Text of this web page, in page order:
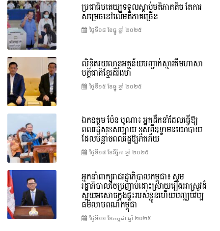
ប្រជាធិបតេយ្យទទួលស្តាប់មតិភាគតិច តែការ
សម្រេចនៅលើមតិភាគច្រើន
ថ្ងៃទី១៨ ខែ​ធ្នូ ឆ្នាំ ២០២៥
លិខិតរយលានអត្ថន័យបញ្ជាក់ស្មារតីមហាសា
មគ្គីជាតិខ្មែរដ៏រឹងមាំ
ថ្ងៃទី១៥ ខែ​ធ្នូ ឆ្នាំ ២០២៥
ឯកឧត្តម ប៉ែន បូណា៖ អ្នកដឹកនាំដែលធ្វើឱ្យ
ពលរដ្ឋសុខសប្បាយ ខុសពីឧទ្ទាមនយោបាយ
ដែលបន្លាចពលរដ្ឋឱ្យភិតភ័យ
ថ្ងៃទី១៨ ខែ​វិច្ឆិកា ឆ្នាំ ២០២៥
អ្នកនាំពាក្យរាជរដ្ឋាភិបាលកម្ពុជា៖ សូម
រដ្ឋាភិបាលថៃប្រញាប់ដោះស្រាយរឿងអាស្រូវដ៏
ស្អុយអសោចក្នុងផ្ទះរបស់ខ្លួនហើយបញ្ឈប់វប្ប
ធម៌លាបពណ៌កម្ពុជា
ថ្ងៃទី១១ ខែ​កក្កដា ឆ្នាំ ២០២៥